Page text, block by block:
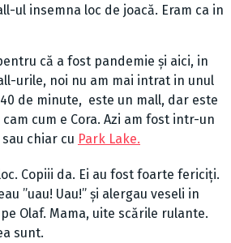
ul insemna loc de joacă. Eram ca in
că a fost pandemie și aici, in
urile, noi nu am mai intrat in unul
de minute, este un mall, dar este
cum e Cora. Azi am fost intr-un
sau chiar cu Park Lake.
Copiii da. Ei au fost foarte fericiți.
”uau! Uau!” și alergau veseli in
Olaf. Mama, uite scările rulante.
sunt.